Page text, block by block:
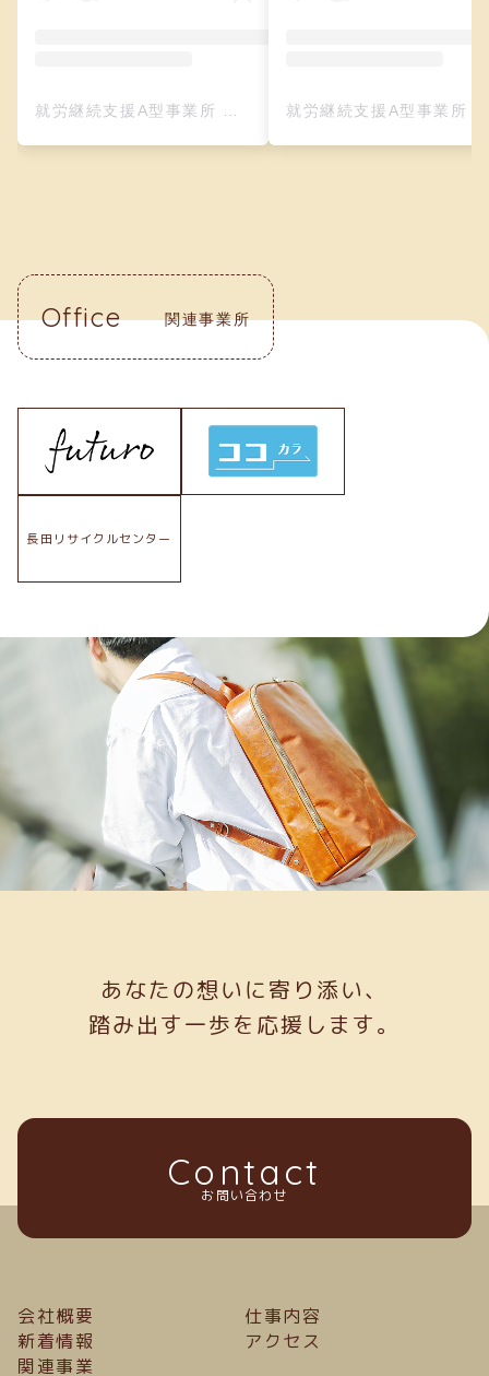
Office 関連事業所
長田リサイクルセンター
あなたの想いに寄り添い、
踏み出す一歩を応援します。
Contact
お問い合わせ
会社概要
仕事内容
新着情報
アクセス
関連事業